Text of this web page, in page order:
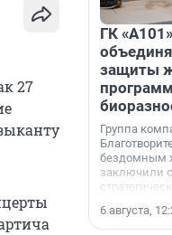
27
ГК
защиты
Группа
бездомным
заключили
6 августа,